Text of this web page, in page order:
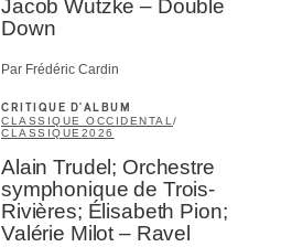
Jacob Wutzke – Double
Down
Par Frédéric Cardin
CRITIQUE D'ALBUM
CLASSIQUE OCCIDENTAL/
CLASSIQUE2026
Alain Trudel; Orchestre
symphonique de Trois-
Rivières; Élisabeth Pion;
Valérie Milot – Ravel